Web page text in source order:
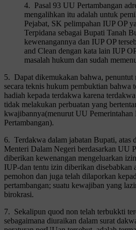
4. Pasal 93 UU Pertambangan
mengalihkan itu adalah untuk
Pejabat, SK pelimpahan IUP OP
Terpidana sebagai Bupati Tanah
kewenangannya dan IUP OP
and Clean dengan kata lain IUP
masalah hukum dan sudah
5. Dapat dikemukakan bahwa, penuntut
secara teknis hukum pembuktian bahwa
hadiah kepada terdakwa karena
tidak melakukan perbuatan yang
kwajibannya(menurut UU Pemerintahan
Pertambangan).
6. Terdakwa dalam jabatan Bupati, atas
Menteri Dalam Negeri berdasarkan UU
diberikan kewenangan mengeluarkan
IUP-dan tentu izin diberikan disebabkan
pemohon dan juga telah dilaporkan
pertambangan; suatu kewajiban yang
birokrasi.
7. Sekalipun quod non telah terbukkti
sebagaimana diuraikan dalam surat